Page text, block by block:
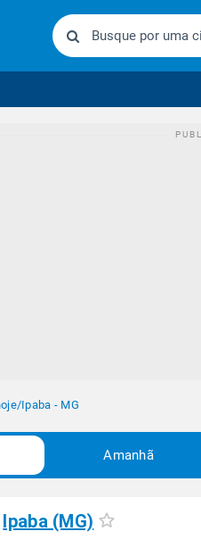
/Ipaba - MG
Amanhã
Ipaba (MG)